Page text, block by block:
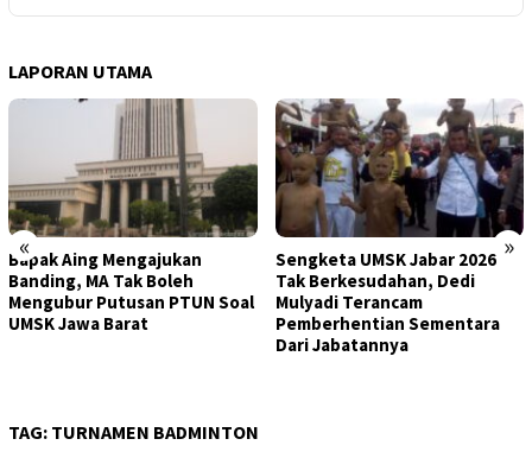
LAPORAN UTAMA
« »
Bapak Aing Mengajukan
Banding, MA Tak Boleh
Mengubur Putusan PTUN Soal
UMSK Jawa Barat
Sengketa UMSK Jabar 2026
Tak Berkesudahan, Dedi
Mulyadi Terancam
Pemberhentian Sementara
Dari Jabatannya
TAG: TURNAMEN BADMINTON